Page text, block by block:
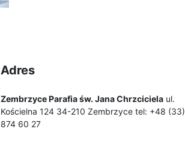
Adres
Zembrzyce Parafia św. Jana Chrzciciela ul.
Kościelna 124 34-210 Zembrzyce tel: +48 (33)
874 60 27